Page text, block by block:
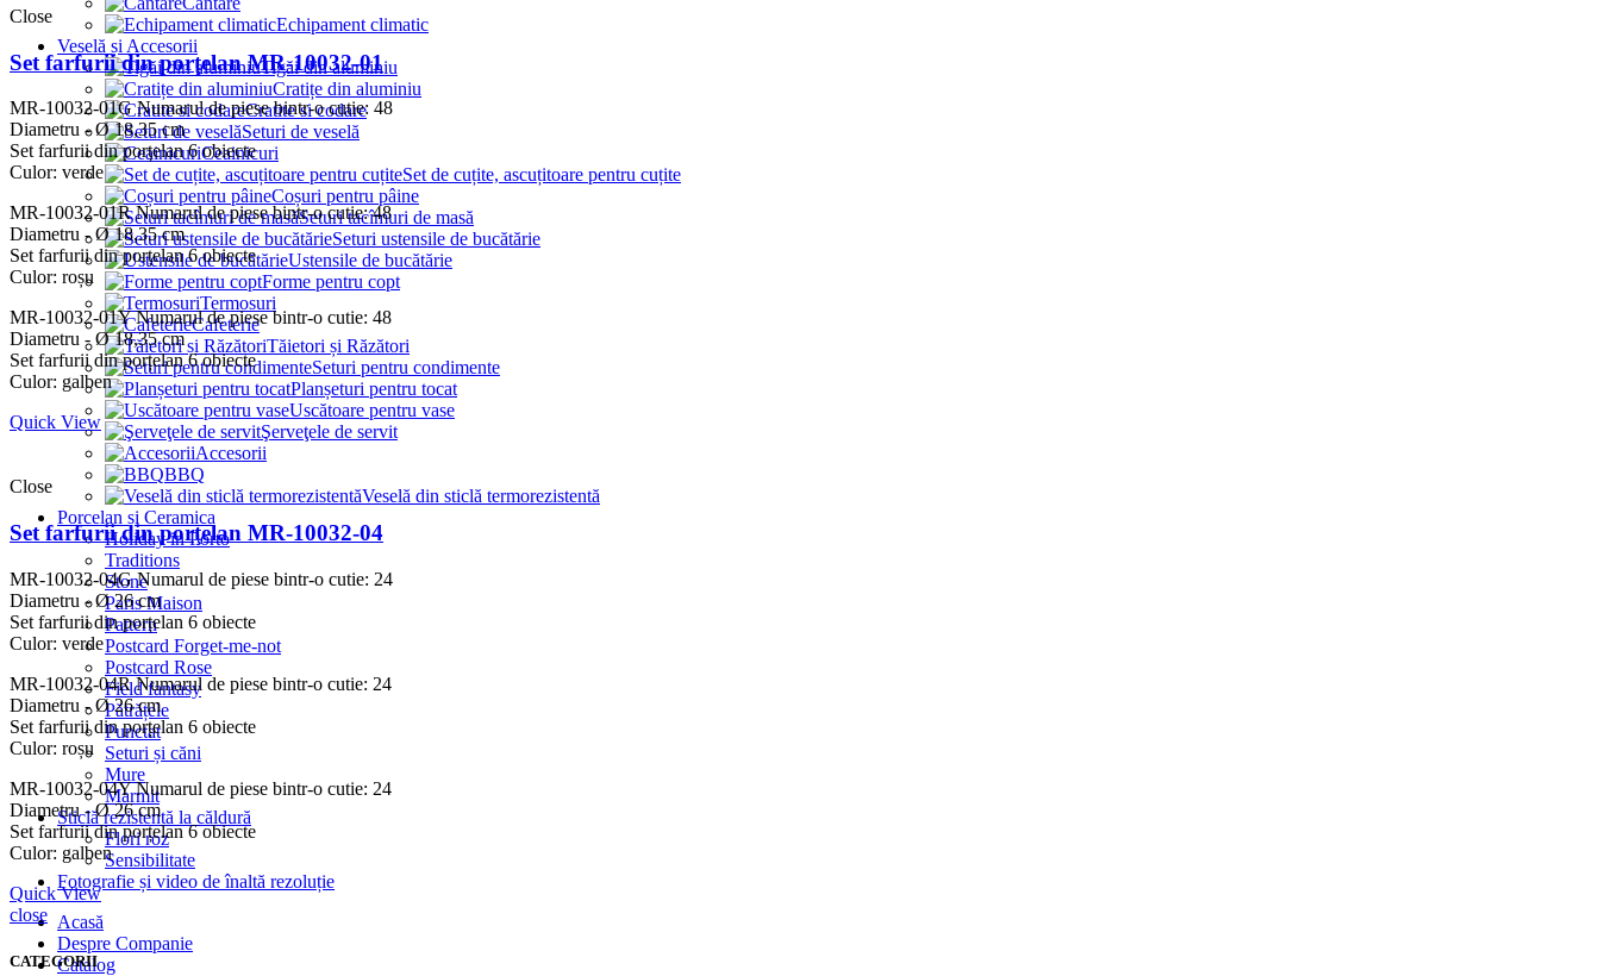
Echipament climatic
Veselă și Accesorii
Tigăi din aluminiu
Cratițe din aluminiu
Cratite si codare
Seturi de veselă
Ceainicuri
Set de cuțite, ascuțitoare pentru cuțite
Coșuri pentru pâine
Seturi tacîmuri de masă
Seturi ustensile de bucătărie
Ustensile de bucătărie
Forme pentru copt
Termosuri
Cafeterie
Tăietori și Răzători
Seturi pentru condimente
Planșeturi pentru tocat
Uscătoare pentru vase
Şerveţele de servit
Accesorii
BBQ
Veselă din sticlă termorezistentă
Porcelan și Ceramica
Holiday in Porto
Traditions
Stone
Paris Maison
Pattern
Postcard Forget-me-not
Postcard Rose
Field fantasy
Pătrățele
Punctat
Seturi și căni
Mure
Marmit
Sticlă rezistentă la căldură
Flori roz
Sensibilitate
Fotografie și video de înaltă rezoluție
Acasă
Despre Companie
Catalog
Close
Set farfurii din porţelan MR-10032-01
MR-10032-01GNumarul de piese bintr-o cutie: 48
Diametru - Ø 18,35 cm
Set farfurii din porțelan 6 obiecte
Culor: verde
MR-10032-01RNumarul de piese bintr-o cutie: 48
Diametru - Ø 18,35 cm
Set farfurii din porțelan 6 obiecte
Culor: roșu
MR-10032-01YNumarul de piese bintr-o cutie: 48
Diametru - Ø 18,35 cm
Set farfurii din porțelan 6 obiecte
Culor: galben
Quick View
Close
Set farfurii din porţelan MR-10032-04
MR-10032-04GNumarul de piese bintr-o cutie: 24
Diametru - Ø 26 cm
Set farfurii din porțelan 6 obiecte
Culor: verde
MR-10032-04RNumarul de piese bintr-o cutie: 24
Diametru - Ø 26 cm
Set farfurii din porțelan 6 obiecte
Culor: roșu
MR-10032-04YNumarul de piese bintr-o cutie: 24
Diametru - Ø 26 cm
Set farfurii din porțelan 6 obiecte
Culor: galben
Quick View
close
CATEGORII